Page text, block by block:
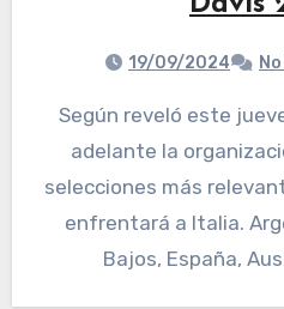
19/09/2024
Según reveló este jueves el sorteo que llevó
adelante la
selecciones más
enfrentará a Italia.
Bajos, España,